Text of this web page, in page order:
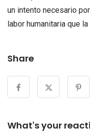
un intento necesario
labor humanitaria que
Share
What's your